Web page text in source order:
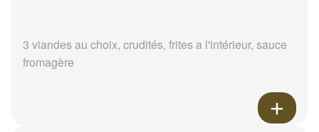
3 viandes au choix, crudités, frites a l'intérieur, sauce
fromagère